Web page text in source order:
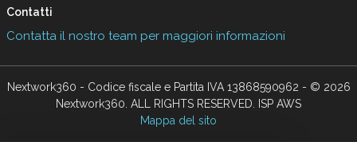
Contatti
Contatta il nostro team per maggiori informazioni
Nextwork360 - Codice fiscale e Partita IVA 13868590962 - © 2026
Nextwork360. ALL RIGHTS RESERVED. ISP AWS
Mappa del sito